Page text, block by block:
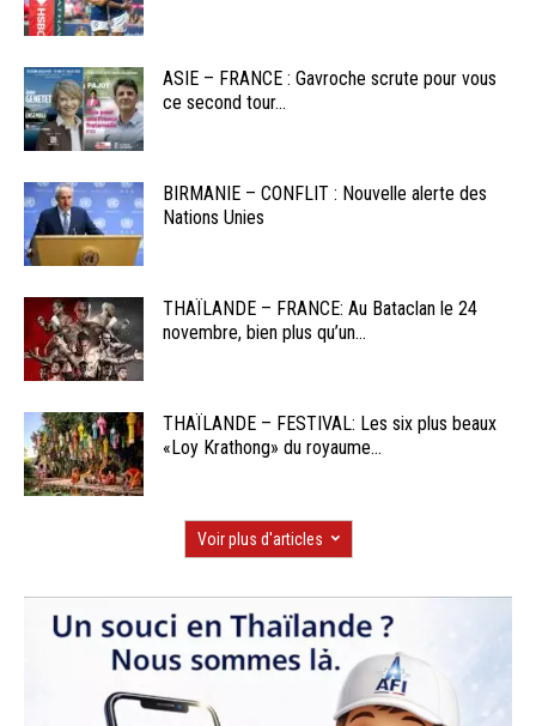
ASIE – FRANCE : Gavroche scrute pour vous
ce second tour...
BIRMANIE – CONFLIT : Nouvelle alerte des
Nations Unies
THAÏLANDE – FRANCE: Au Bataclan le 24
novembre, bien plus qu’un...
THAÏLANDE – FESTIVAL: Les six plus beaux
«Loy Krathong» du royaume...
Voir plus d'articles